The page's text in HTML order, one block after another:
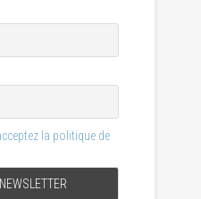
la politique de